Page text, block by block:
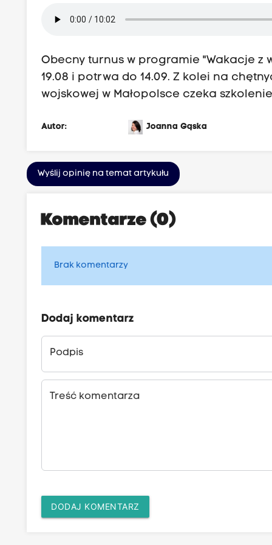
Obecny turnus w programie "Wakacje z
19.08 i potrwa do 14.09. Z kolei na
wojskowej w Małopolsce czeka
Autor: Joanna Gąska
Wyślij opinię na temat artykułu
Komentarze (0)
Brak komentarzy
Dodaj komentarz
Podpis
Treść komentarza
DODAJ KOMENTARZ